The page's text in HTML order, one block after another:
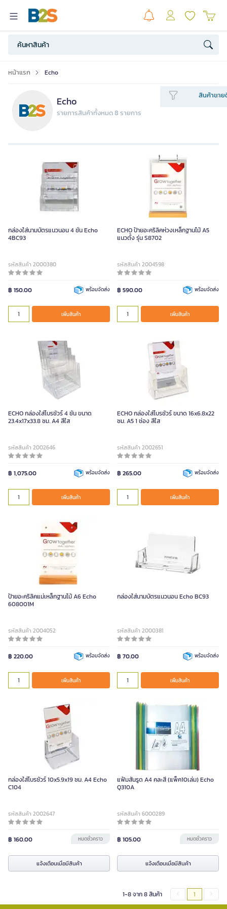
หน้าแรก Echo
Echo
รายการสินค้าทั้งหมด 8 รายการ
สินค้าขาย
กล่องใส่นามบัตรแนวนอน 4 ชั้น Echo
4BC93
รหัสสินค้า 2000380
฿ 150.00 พร้อมจัดส่ง
เพิ่มสินค้า
ECHO ป้ายอะคริลิคห่วงเหล็กฐานไม้ A5
แนวตั้ง รุ่น S8702
รหัสสินค้า 2004598
฿ 590.00 พร้อมจัดส่ง
เพิ่มสินค้า
ECHO กล่องใส่โบรชัวร์ 4 ชั้น ขนาด
23.4x17x33.8 ซม. A4 สีใส
รหัสสินค้า 2002646
฿ 1,075.00 พร้อมจัดส่ง
เพิ่มสินค้า
ECHO กล่องใส่โบรชัวร์ ขนาด 16x6.8x22
ซม. A5 1 ช่อง สีใส
รหัสสินค้า 2002651
฿ 265.00 พร้อมจัดส่ง
เพิ่มสินค้า
ป้ายอะคริลิคแม่เหล็กฐานไม้ A6 Echo
608001M
รหัสสินค้า 2004052
฿ 220.00 พร้อมจัดส่ง
เพิ่มสินค้า
กล่องใส่นามบัตรแนวนอน Echo BC93
รหัสสินค้า 2000381
฿ 70.00 พร้อมจัดส่ง
เพิ่มสินค้า
กล่องใส่โบรชัวร์ 10x5.9x19 ซม. A4 Echo
C104
รหัสสินค้า 2002647
฿ 160.00 หมดชั่วคราว
แจ้งเตือนเมื่อมีสินค้า
แฟ้มสันรูด A4 คละสี (แพ็ค10เล่ม) Echo
Q310A
รหัสสินค้า 6000289
฿ 105.00 หมดชั่วคราว
แจ้งเตือนเมื่อมีสินค้า
1-8 จาก 8 สินค้า 1